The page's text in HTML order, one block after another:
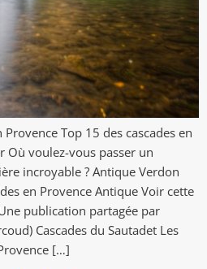
Top 15 des cascades en
Où voulez-vous passer un
incroyable ? Antique Verdon
en Provence Antique Voir cette
publication partagée par
Cascades du Sautadet Les
[…]